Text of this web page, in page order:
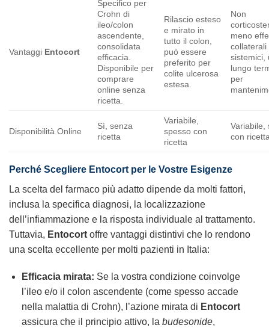
Vantaggi Entocort
Specifico per
Crohn di
ileo/colon
ascendente,
consolidata
efficacia.
Disponibile per
comprare
online senza
ricetta.
Rilascio esteso
e mirato in
tutto il colon,
può essere
preferito per
colite ulcerosa
estesa.
Non
meno
collaterali
sistemici,
lungo
per
Disponibilità Online
Sì, senza
ricetta
Variabile,
spesso con
ricetta
Variabile,
con
Perché Scegliere Entocort per le Vostre Esigenze
La scelta del farmaco più adatto dipende da molti fattori,
inclusa la specifica diagnosi, la localizzazione
dell’infiammazione e la risposta individuale al trattamento.
Tuttavia, Entocort offre vantaggi distintivi che lo rendono
una scelta eccellente per molti pazienti in Italia:
Efficacia mirata: Se la vostra condizione coinvolge
l’ileo e/o il colon ascendente (come spesso accade
nella malattia di Crohn), l’azione mirata di Entocort
assicura che il principio attivo, la budesonide,